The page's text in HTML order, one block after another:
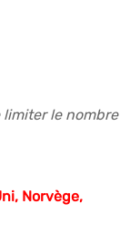
limiter le nombre
Norvège,